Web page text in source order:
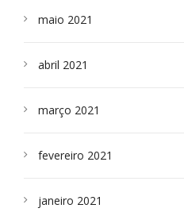
maio 2021
abril 2021
março 2021
fevereiro 2021
janeiro 2021